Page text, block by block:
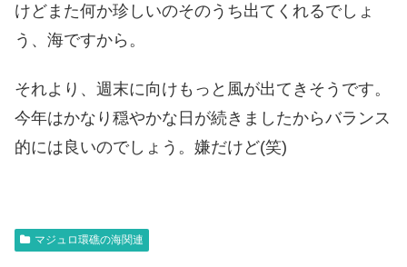
けどまた何か珍しいのそのうち出てくれるでしょ
う、海ですから。
それより、週末に向けもっと風が出てきそうです。
今年はかなり穏やかな日が続きましたからバランス
的には良いのでしょう。嫌だけど(笑)
マジュロ環礁の海関連